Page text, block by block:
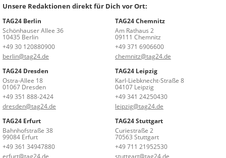
Unsere Redaktionen direkt für Dich vor Ort:
TAG24 Berlin
Schönhauser Allee 36
10435 Berlin
+49 30 120880900
berlin@tag24.de
TAG24 Chemnitz
Am Rathaus 2
09111 Chemnitz
+49 371 6906600
chemnitz@tag24.de
TAG24 Dresden
Ostra-Allee 18
01067 Dresden
+49 351 888-2424
dresden@tag24.de
TAG24 Leipzig
Karl-Liebknecht-Straße 8
04107 Leipzig
+49 341 24250430
leipzig@tag24.de
TAG24 Erfurt
Bahnhofstraße 38
99084 Erfurt
+49 361 34947880
erfurt@tag24.de
TAG24 Stuttgart
Curiestraße 2
70563 Stuttgart
+49 711 21952530
stuttgart@tag24.de